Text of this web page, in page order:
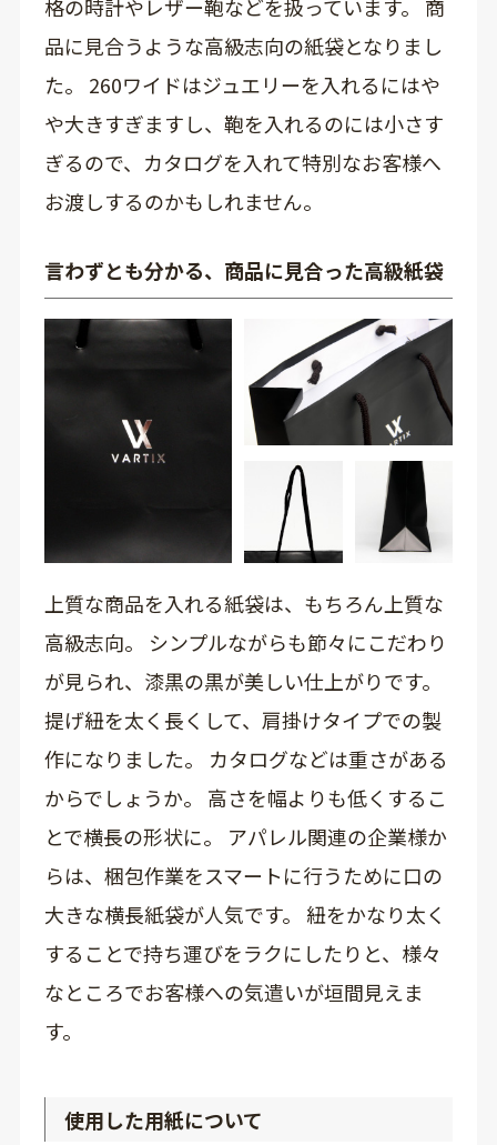
格の時計やレザー鞄などを扱っています。 商
品に見合うような高級志向の紙袋となりまし
た。 260ワイドはジュエリーを入れるにはや
や大きすぎますし、鞄を入れるのには小さす
ぎるので、カタログを入れて特別なお客様へ
お渡しするのかもしれません。
言わずとも分かる、商品に見合った高級紙袋
上質な商品を入れる紙袋は、もちろん上質な
高級志向。 シンプルながらも節々にこだわり
が見られ、漆黒の黒が美しい仕上がりです。
提げ紐を太く長くして、肩掛けタイプでの製
作になりました。 カタログなどは重さがある
からでしょうか。 高さを幅よりも低くするこ
とで横長の形状に。 アパレル関連の企業様か
らは、梱包作業をスマートに行うために口の
大きな横長紙袋が人気です。 紐をかなり太く
することで持ち運びをラクにしたりと、様々
なところでお客様への気遣いが垣間見えま
す。
使用した用紙について